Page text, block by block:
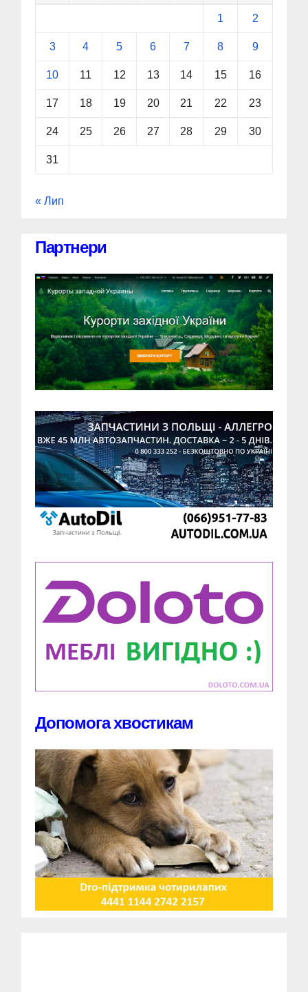
1 2
3 4 5 6 7 8 9
10 11 12 13 14 15 16
17 18 19 20 21 22 23
24 25 26 27 28 29 30
31
« Лип
Партнери
Допомога хвостикам